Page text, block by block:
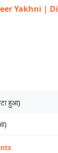
Yakhni |
हुआ)